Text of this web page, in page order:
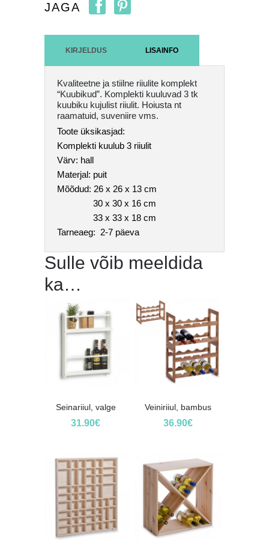
JAGA
KIRJELDUS LISAINFO
Kvaliteetne ja stiilne riiulite komplekt
“Kuubikud”. Komplekti kuuluvad 3 tk
kuubiku kujulist riiulit. Hoiusta nt
raamatuid, suveniire vms.
Toote üksikasjad:
Komplekti kuulub 3 riiulit
Värv: hall
Materjal: puit
Mõõdud: 26 x 26 x 13 cm
30 x 30 x 16 cm
33 x 33 x 18 cm
Tarneaeg: 2-7 päeva
Sulle võib meeldida
ka…
Seinariiul, valge
31.90€
Veiniriiul, bambus
36.90€